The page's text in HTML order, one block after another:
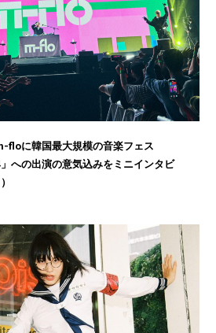
floに韓国最大規模の音楽フェス
」への出演の意気込みをミニインタビ